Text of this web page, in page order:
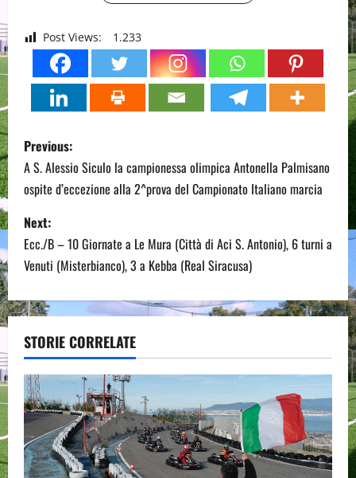
Post Views: 1.233
P
o
s
t
n
a
v
i
g
a
Previous:
A S. Alessio Siculo la campionessa olimpica Antonella Palmisano
ospite d’eccezione alla 2^prova del Campionato Italiano marcia
Next:
Ecc./B – 10 Giornate a Le Mura (Città di Aci S. Antonio), 6 turni a
Venuti (Misterbianco), 3 a Kebba (Real Siracusa)
STORIE CORRELATE